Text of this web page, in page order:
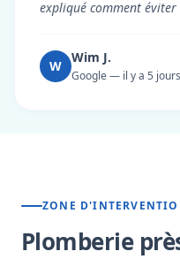
expliqué comment
W
Wim J.
Google — il y a 5 jours
ZONE
Plomberie